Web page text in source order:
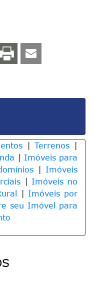
|Terrenos
Imóveis para
Imóveis
Imóveis no
Imóveis por
seu Imóvel para